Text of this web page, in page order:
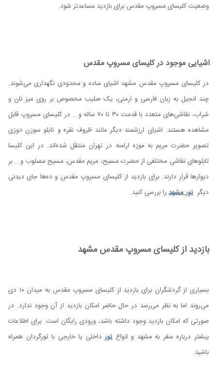
وضعیت کلیسای مسروپ مقدس برای بازدید مساعدتر شود.
اشیایی موجود در کلیسای مسروپ مقدس
در کلیسای مسروپ مقدس مشهد اشیای ساده و محدودی نگهداری می‌شوند.
چند انجیل به زبان فارسی و ارمنی، یک صلیب مخصوص بر روی میز نان و
شراب، نقاشی‌های متعدد با قدمت ۳۰ تا ۷۰ ساله و... در کلیسای مسروپ قابل
مشاهده هستند. اشیای ارزشمند دیگر مانند ظروف نقره و تابلو سوزن دوزی
تصویر حضرت مریم به موزه ارامنه در تهران منتقل شده‌اند. در این کلیسا‌
تابلوهای نقاشی مختلفی از حضرت مسیح، مریم مقدس، مسیح مصلوب و... بر
دیوار‌ها قرار دارند. برای بازدید از کلیسای مسروپ مقدس و ده‌ها جای دیدنی
دیگرتور مشهد را بررسی کنید.
بازدید از کلیسای مسروپ مقدس مشهد
بسیاری از گردشگران برای بازدید از کلیسای مسروپ مقدس به میدان ۱۰ دی
می‌روند اما به نظر می‌رسد در حال حاضر امکان بازدید از آن وجود ندارد. در
صورتی که امکان بازدید وجود داشته باشد، ورودی رایگان است. برای اطلاعات
بیشتر درباره سفر به مشهد و انواعتورداخلی یا خارجی با تورگردان همراه
باشید.